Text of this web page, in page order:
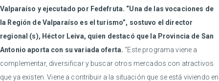
Valparaíso y ejecutado por Fedefruta. “Una de las vocaciones de
la Región de Valparaíso es el turismo”, sostuvo el director
regional (s), Héctor Leiva, quien destacó que la Provincia de San
Antonio aporta con su variada oferta. “Este programa viene a
complementar, diversificar y buscar otros mercados con atractivos
que ya existen. Viene a contribuir a la situación que se está viviendo en